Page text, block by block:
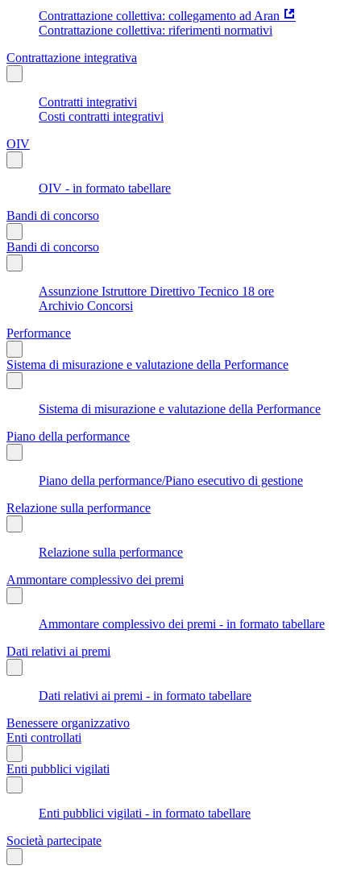
Contrattazione collettiva: collegamento ad Aran
Contrattazione collettiva: riferimenti normativi
Contrattazione integrativa
Contratti integrativi
Costi contratti integrativi
OIV
OIV - in formato tabellare
Bandi di concorso
Bandi di concorso
Assunzione Istruttore Direttivo Tecnico 18 ore
Archivio Concorsi
Performance
Sistema di misurazione e valutazione della Performance
Sistema di misurazione e valutazione della Performance
Piano della performance
Piano della performance/Piano esecutivo di gestione
Relazione sulla performance
Relazione sulla performance
Ammontare complessivo dei premi
Ammontare complessivo dei premi - in formato tabellare
Dati relativi ai premi
Dati relativi ai premi - in formato tabellare
Benessere organizzativo
Enti controllati
Enti pubblici vigilati
Enti pubblici vigilati - in formato tabellare
Società partecipate